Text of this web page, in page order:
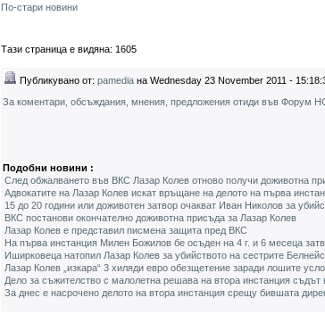
По-стари новини
Тази страница е видяна: 1605
Публикувано от: pamedia на Wednesday 23 November 2011 -
За коментари, обсъждания, мнения, предложения отиди във Форум
Подобни новини :
След обжалването във ВКС Лазар Колев отново получи доживотна
Адвокатите на Лазар Колев искат връщане на делото на първа
15 до 20 години или доживотен затвор очакват Иван Николов за
ВКС постанови окончателно доживотна присъда за Лазар Колев
Лазар Колев е представил писмена защита пред ВКС
На първа инстанция Милен Божилов бе осъден на 4 г. и 6 месеца
Иширковеца натопил Лазар Колев за убийството на сестрите
Лазар Колев „изкара“ 3 хиляди евро обезщетение заради лошите
Дело за съжителство с малолетна решава на втора инстанция съдът
За днес е насрочено делото на втора инстанция срещу бившата